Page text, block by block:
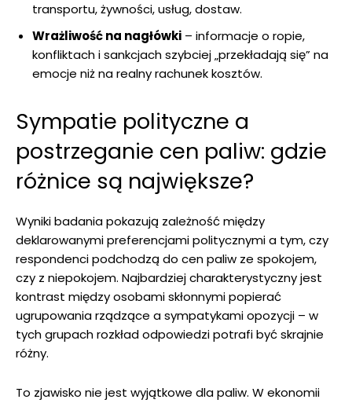
transportu, żywności, usług, dostaw.
Wrażliwość na nagłówki – informacje o ropie,
konfliktach i sankcjach szybciej „przekładają się” na
emocje niż na realny rachunek kosztów.
Sympatie polityczne a
postrzeganie cen paliw: gdzie
różnice są największe?
Wyniki badania pokazują zależność między
deklarowanymi preferencjami politycznymi a tym, czy
respondenci podchodzą do cen paliw ze spokojem,
czy z niepokojem. Najbardziej charakterystyczny jest
kontrast między osobami skłonnymi popierać
ugrupowania rządzące a sympatykami opozycji – w
tych grupach rozkład odpowiedzi potrafi być skrajnie
różny.
To zjawisko nie jest wyjątkowe dla paliw. W ekonomii